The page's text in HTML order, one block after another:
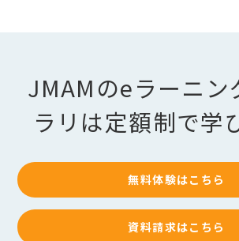
JMAMのeラーニン
ラリは定額制で学
無料体験はこちら
資料請求はこちら